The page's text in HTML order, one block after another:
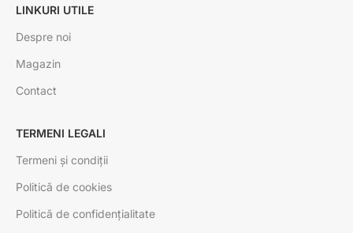
LINKURI UTILE
Despre noi
Magazin
Contact
TERMENI LEGALI
Termeni și condiții
Politică de cookies
Politică de confidențialitate